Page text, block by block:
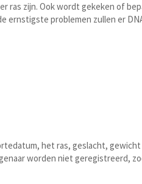
ras zijn. Ook wordt gekeken of
ernstigste problemen zullen er
het ras, geslacht, gewicht
worden niet geregistreerd,